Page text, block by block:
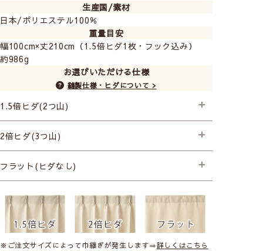
生産国/素材
日本/ポリエステル100％
重量目安
幅100cm×丈210cm（1.5倍ヒダ1枚・フック込み）
約986g
お選びいただける仕様
縫製仕様・ヒダについて >
1.5倍ヒダ(2つ山)
├プレミアム縫製+形状記憶
2倍ヒダ(3つ山)
├プレミアム縫製+形状記憶
フラット(ヒダなし)
├プレミアム縫製
※ご注文サイズによって巾継ぎが発生します⇒詳しくはこちら